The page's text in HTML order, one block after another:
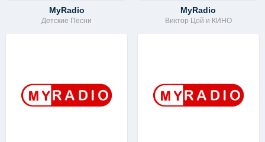
MyRadio
Детские Песни
MyRadio
Виктор Цой и КИНО